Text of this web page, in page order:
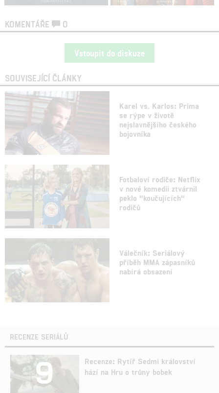
KOMENTÁŘE 0
Vstoupit do diskuze
SOUVISEJÍCÍ ČLÁNKY
Karel vs. Karlos: Prima
se rýpe v životě
nejslavnějšího českého
bojovníka
Fotbaloví rodiče: Netflix
v nové komedii ztvárnil
peklo "koučujících"
rodičů
Válečník: Seriálový
příběh MMA zápasníků
nabírá obsazení
RECENZE SERIÁLŮ
9
Recenze: Rytíř Sedmi království
hází na Hru o trůny bobek